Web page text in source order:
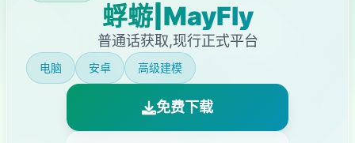
蜉蝣|MayFly
普通话获取,现行正式平台
电脑 安卓 高级建模
免费下载